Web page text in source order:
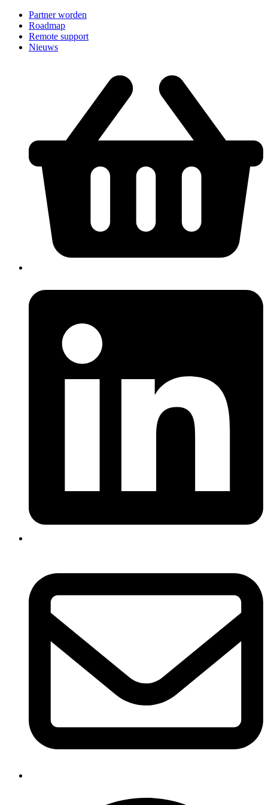
Partner worden
Roadmap
Remote support
Nieuws